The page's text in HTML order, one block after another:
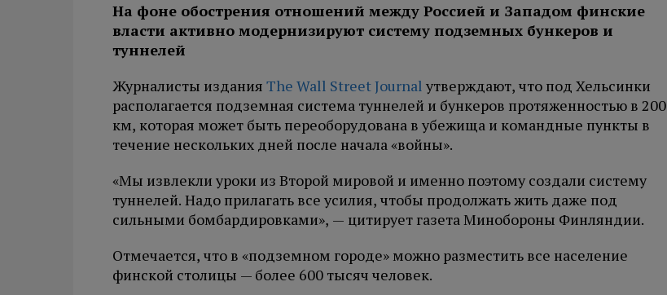
На фоне обострения отношений между Россией и Западом финские
власти активно модернизируют систему подземных бункеров и
туннелей
Журналисты издания The Wall Street Journal утверждают, что под Хельсинки
располагается подземная система туннелей и бункеров протяженностью в 200
км, которая может быть переоборудована в убежища и командные пункты в
течение нескольких дней после начала «войны».
«Мы извлекли уроки из Второй мировой и именно поэтому создали систему
туннелей. Надо прилагать все усилия, чтобы продолжать жить даже под
сильными бомбардировками», — цитирует газета Минобороны Финляндии.
Отмечается, что в «подземном городе» можно разместить все население
финской столицы — более 600 тысяч человек.